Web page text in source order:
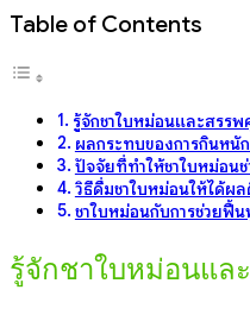
Table of Contents
รู้จักชาใบหม่อนและสรร
ผลกระทบของการกินหนั
ปัจจัยที่ทำให้ชาใบหม่อน
วิธีดื่มชาใบหม่อนให้ได้ผ
ชาใบหม่อนกับการช่วยฟื้น
รู้จักชาใบหม่อนแล